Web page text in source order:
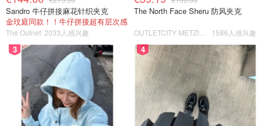
Sandro 牛仔拼接麻花针织夹克
金玟庭同款！！牛仔拼接超有层次感
The Outnet 2033人感兴趣
The North Face Sheru 防风夹克
1586人感兴趣
3 4